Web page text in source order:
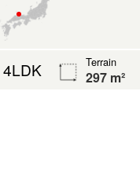
4LDK Terrain
297 m²